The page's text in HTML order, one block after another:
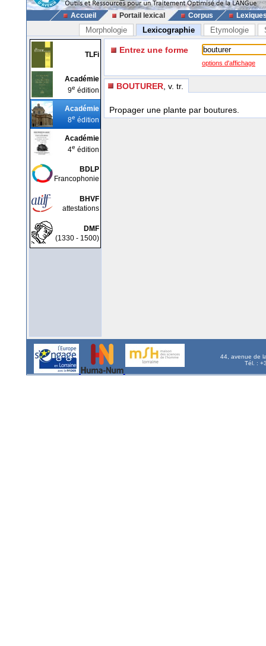
Accueil Portail lexical Corpus
Morphologie Lexicographie Etymologie
TLFi
Académie
9e édition
Académie
8e édition
Académie
4e édition
BDLP
Francophonie
BHVF
attestations
DMF
(1330 - 1500)
Entrez une forme
options d'affichage
BOUTURER , v. tr.
Propager une plante par boutures.
44, avenue de
Tél. :